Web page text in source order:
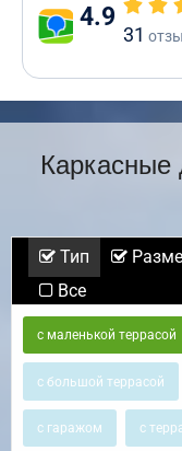
4.9
31
Тип
Все
с маленькой террасой
с большой террасой
с гаражом с